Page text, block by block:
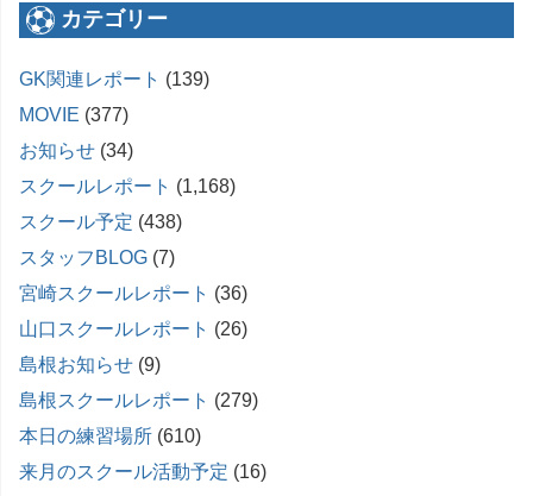
カテゴリー
GK関連レポート (139)
MOVIE (377)
お知らせ (34)
スクールレポート (1,168)
スクール予定 (438)
スタッフBLOG (7)
宮崎スクールレポート (36)
山口スクールレポート (26)
島根お知らせ (9)
島根スクールレポート (279)
本日の練習場所 (610)
来月のスクール活動予定 (16)